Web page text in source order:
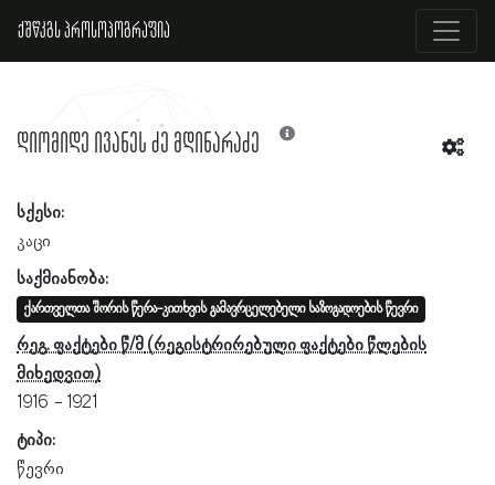
ქშწკგს პროსოპოგრაფია
დიომიდე ივანეს ძე მდინარაძე
სქესი:
კაცი
საქმიანობა:
ქართველთა შორის წერა-კითხვის გამავრცელებელი საზოგადოების წევრი
რეგ. ფაქტები წ/მ
1916
1921
ტიპი:
წევრი